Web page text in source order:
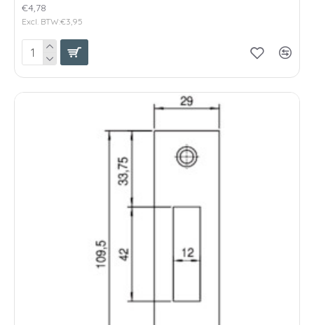
€4,78
Excl. BTW:€3,95